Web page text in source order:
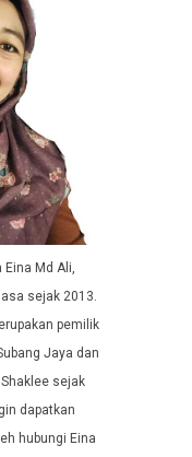
Eina Md Ali,
sejak 2013.
pemilik
Jaya dan
sejak
dapatkan
hubungi Eina